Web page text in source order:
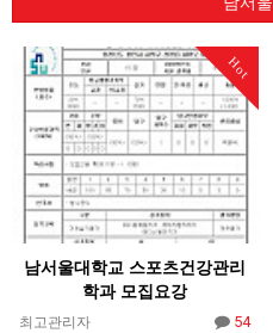
Hot
남서울대학교 스포츠건강관리
학과 모집요강
최고관리자 54